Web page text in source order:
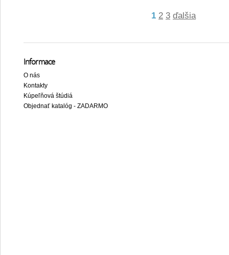
1 2 3 ďalšia
Informace
O nás
Kontakty
Kúpeľňová štúdiá
Objednať katalóg - ZADARMO